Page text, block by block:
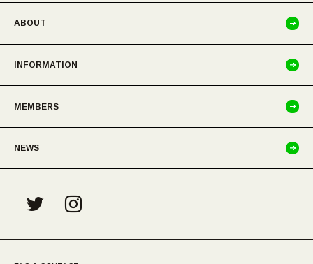
ABOUT
INFORMATION
MEMBERS
NEWS